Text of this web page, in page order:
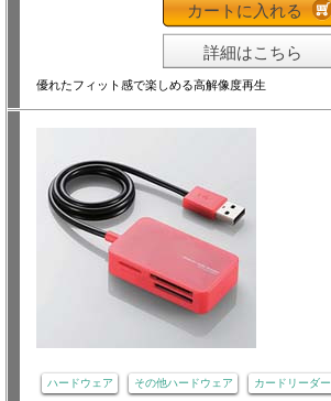
カートに入れる
詳細はこちら
優れたフィット感で楽しめる高解像度再生
ハードウェア その他ハードウェア カードリーダー